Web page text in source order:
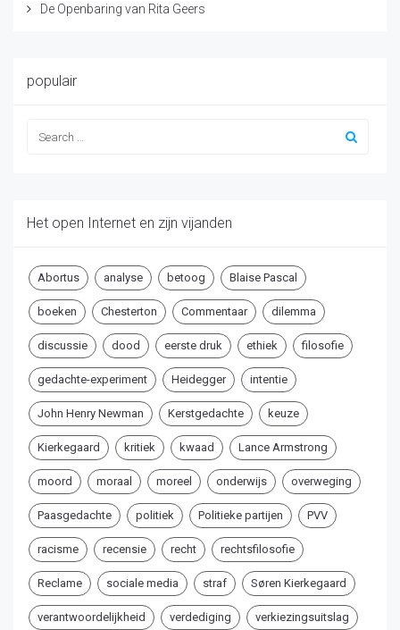
De Openbaring van Rita Geers
populair
Het open Internet en zijn vijanden
Abortus analyse betoog Blaise Pascal
boeken Chesterton Commentaar dilemma
discussie dood eerste druk ethiek filosofie
gedachte-experiment Heidegger intentie
John Henry Newman Kerstgedachte keuze
Kierkegaard kritiek kwaad Lance Armstrong
moord moraal moreel onderwijs overweging
Paasgedachte politiek Politieke partijen PVV
racisme recensie recht rechtsfilosofie
Reclame sociale media straf Søren Kierkegaard
verantwoordelijkheid verdediging verkiezingsuitslag